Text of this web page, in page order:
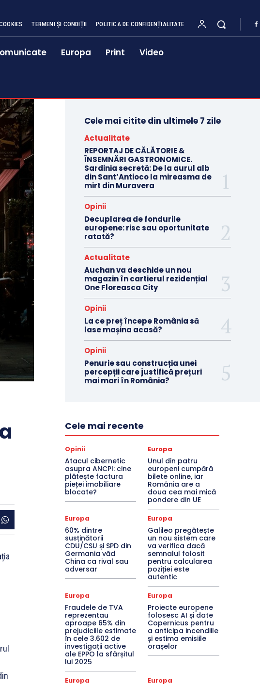
TERMENI ȘI CONDIȚII POLITICA DE CONFIDENȚIALITATE
Europa Print Video
Cele mai citite din ultimele 7 zile
Actualitate
REPORTAJ DE CĂLĂTORIE &
ÎNSEMNĂRI GASTRONOMICE.
Sardinia secretă: De la aurul alb
din Sant’Antioco la mireasma de
mirt din Muravera
Opinii
Decuplarea de fondurile
europene: risc sau oportunitate
ratată?
Actualitate
Auchan va deschide un nou
magazin în cartierul rezidențial
One Floreasca City
Opinii
La ce preț începe România să
lase mașina acasă?
Opinii
Penurie sau construcția unei
percepții care justifică prețuri
mai mari în România?
Cele mai recente
Opinii
Atacul cibernetic
asupra ANCPI: cine
plătește factura
pieței imobiliare
blocate?
Europa
Unul din patru
europeni cumpără
bilete online, iar
România are a
doua cea mai mică
pondere din UE
Europa
60% dintre
susținătorii
CDU/CSU și SPD din
Germania văd
China ca rival sau
adversar
Europa
Galileo pregătește
un nou sistem care
va verifica dacă
semnalul folosit
pentru calcularea
poziției este
autentic
Europa
Fraudele de TVA
reprezentau
aproape 65% din
prejudiciile estimate
în cele 3.602 de
investigații active
ale EPPO la sfârșitul
lui 2025
Europa
Proiecte europene
folosesc AI și date
Copernicus pentru
a anticipa incendiile
și estima emisiile
orașelor
Europa Europa